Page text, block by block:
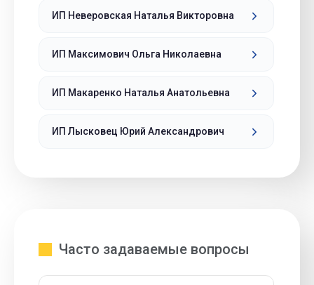
ИП Неверовская Наталья Викторовна
ИП Максимович Ольга Николаевна
ИП Макаренко Наталья Анатольевна
ИП Лысковец Юрий Александрович
Часто задаваемые вопросы